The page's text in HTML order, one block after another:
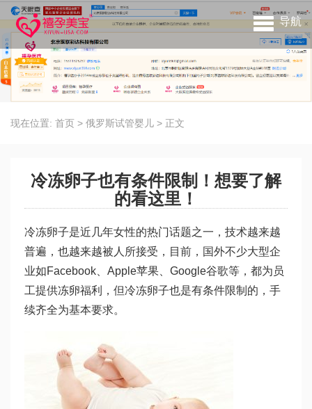
导航
现在位置: 首页 > 俄罗斯试管婴儿 > 正文
冷冻卵子也有条件限制！想要了解
的看这里！
冷冻卵子是近几年女性的热门话题之一，技术越来越
普遍，也越来越被人所接受，目前，国外不少大型企
业如Facebook、Apple苹果、Google谷歌等，都为员
工提供冻卵福利，但冷冻卵子也是有条件限制的，手
续齐全为基本要求。